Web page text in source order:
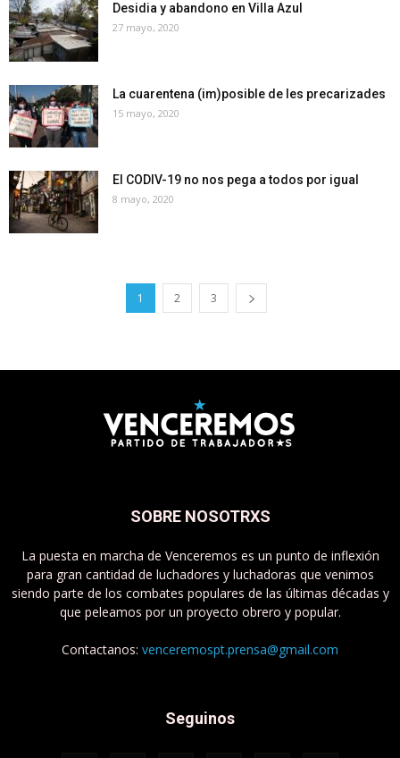
Desidia y abandono en Villa Azul
27 mayo, 2020
La cuarentena (im)posible de les precarizades
15 mayo, 2020
El CODIV-19 no nos pega a todos por igual
8 mayo, 2020
1 2 3
SOBRE NOSOTRXS
La puesta en marcha de Venceremos es un punto de inflexión
para gran cantidad de luchadores y luchadoras que venimos
siendo parte de los combates populares de las últimas décadas y
que peleamos por un proyecto obrero y popular.
Contactanos: venceremospt.prensa@gmail.com
Seguinos